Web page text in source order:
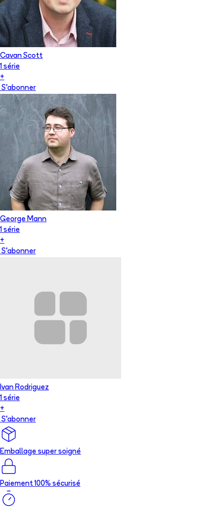
Cavan Scott
1 série
+
S'abonner
George Mann
1 série
+
S'abonner
Ivan Rodriguez
1 série
+
S'abonner
Emballage super soigné
Paiement 100% sécurisé